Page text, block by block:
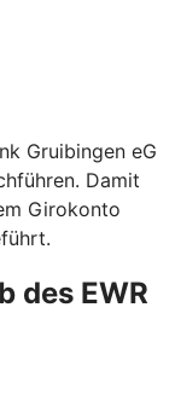
Gruibingen eG
Damit
Girokonto
des EWR